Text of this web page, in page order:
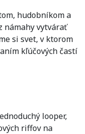
hudobníkom a
námahy vytvárať
si svet, v ktorom
kľúčových častí
looper,
riffov na